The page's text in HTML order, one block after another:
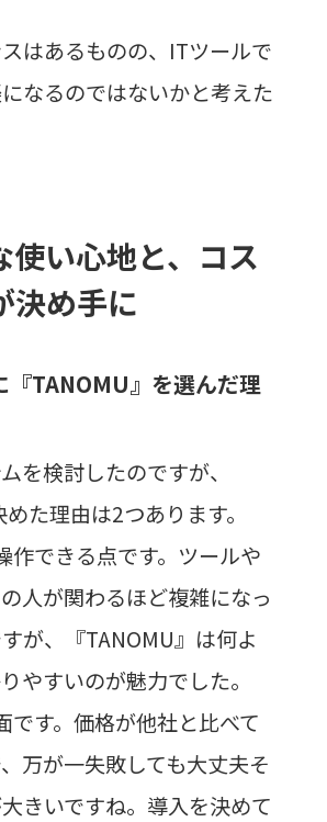
はあるものの、ITツールで
なるのではないかと考えた
使い心地と、コス
決め手に
『TANOMU』を選んだ理
を検討したのですが、
めた理由は2つあります。
作できる点です。ツールや
人が関わるほど複雑になっ
が、『TANOMU』は何よ
やすいのが魅力でした。
です。価格が他社と比べて
万が一失敗しても大丈夫そ
きいですね。導入を決めて